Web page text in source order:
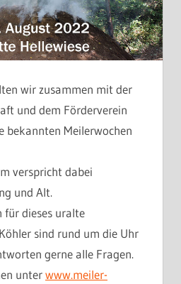
wir zusammen mit der
und dem Förderverein
bekannten Meilerwochen
verspricht dabei
und Alt.
für dieses uralte
sind rund um die Uhr
gerne alle Fragen.
unterwww.meiler-